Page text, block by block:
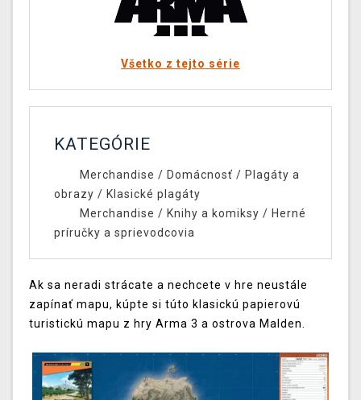
Všetko z tejto série
KATEGÓRIE
Merchandise / Domácnosť / Plagáty a
obrazy / Klasické plagáty
Merchandise / Knihy a komiksy / Herné
príručky a sprievodcovia
Ak sa neradi strácate a nechcete v hre neustále
zapínať mapu, kúpte si túto klasickú papierovú
turistickú mapu z hry Arma 3 a ostrova Malden.